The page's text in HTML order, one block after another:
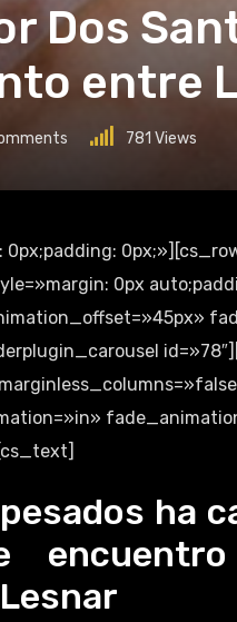
Dos
entre
781 Views
0px
ha